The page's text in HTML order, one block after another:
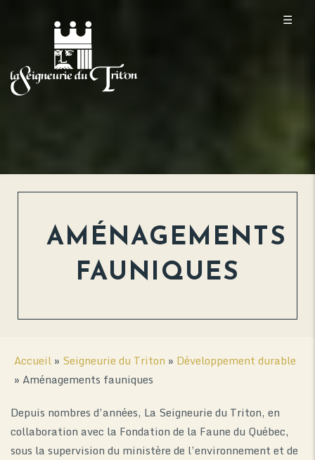
☰
AMÉNAGEMENTS
FAUNIQUES
Accueil » Seigneurie du Triton » Développement durable
» Aménagements fauniques
Depuis nombres d’années, La Seigneurie du Triton, en
collaboration avec la Fondation de la Faune du Québec,
sous la supervision du ministère de l’environnement et de